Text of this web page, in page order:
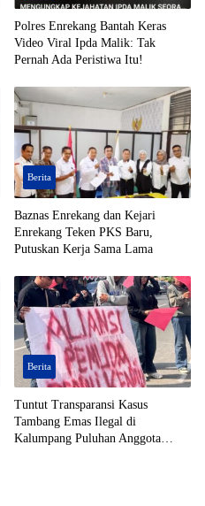
Polres Enrekang Bantah Keras
Video Viral Ipda Malik: Tak
Pernah Ada Peristiwa Itu!
Berita
Baznas Enrekang dan Kejari
Enrekang Teken PKS Baru,
Putuskan Kerja Sama Lama
Berita
Tuntut Transparansi Kasus
Tambang Emas Ilegal di
Kalumpang Puluhan Anggota